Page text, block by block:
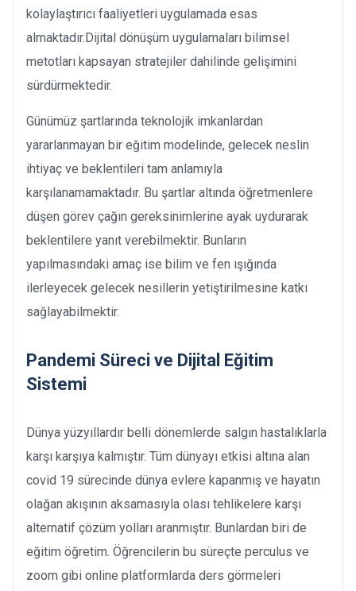
kolaylaştırıcı faaliyetleri uygulamada esas
almaktadır.Dijital dönüşüm uygulamaları bilimsel
metotları kapsayan stratejiler dahilinde gelişimini
sürdürmektedir.
Günümüz şartlarında teknolojik imkanlardan
yararlanmayan bir eğitim modelinde, gelecek neslin
ihtiyaç ve beklentileri tam anlamıyla
karşılanamamaktadır. Bu şartlar altında öğretmenlere
düşen görev çağın gereksinimlerine ayak uydurarak
beklentilere yanıt verebilmektir. Bunların
yapılmasındaki amaç ise bilim ve fen ışığında
ilerleyecek gelecek nesillerin yetiştirilmesine katkı
sağlayabilmektir.
Pandemi Süreci ve Dijital Eğitim
Sistemi
Dünya yüzyıllardır belli dönemlerde salgın hastalıklarla
karşı karşıya kalmıştır. Tüm dünyayı etkisi altına alan
covid 19 sürecinde dünya evlere kapanmış ve hayatın
olağan akışının aksamasıyla olası tehlikelere karşı
alternatif çözüm yolları aranmıştır. Bunlardan biri de
eğitim öğretim. Öğrencilerin bu süreçte perculus ve
zoom gibi online platformlarda ders görmeleri